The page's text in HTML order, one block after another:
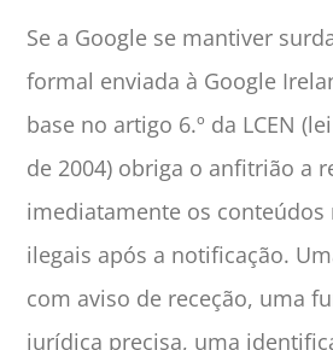
Se a Google se mantiver
formal enviada à Google
base no artigo 6.º da LCEN
de 2004) obriga o anfitrião a
imediatamente os
ilegais após a notificação.
com aviso de receção, uma
jurídica precisa, uma